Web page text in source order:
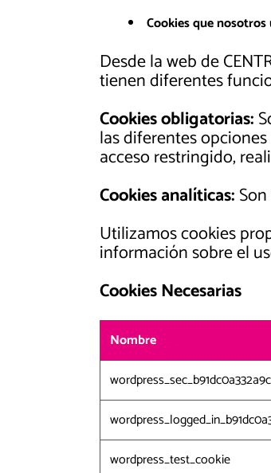
Cookies que
Desde la web de
tienen diferentes
Cookies obligatorias:
las diferentes
acceso restringido,
Cookies analíticas:
Utilizamos cookies
información sobre el
Cookies Necesarias
Nombre
wordpress_test_cookie